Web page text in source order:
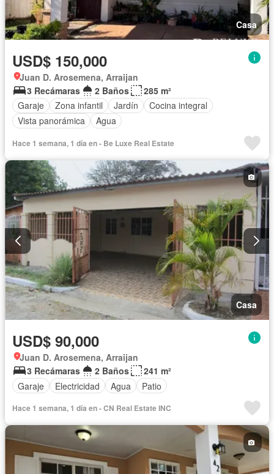
Casa
USD$ 150,000
Juan D. Arosemena, Arraijan
3 Recámaras
2 Baños
285 m²
Garaje
Zona infantil Jardín
Cocina integral
Vista panorámica
Agua
Hace 1 semana, 1 día en - Be Luxe Real Estate
Casa
USD$ 90,000
Juan D. Arosemena, Arraijan
3 Recámaras
2 Baños
241 m²
Garaje
Electricidad Agua Patio
Hace 1 semana, 1 día en - CN Real Estate INC